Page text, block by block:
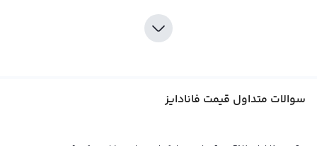
اجتماعی و فاندامنتال اثر خود را در نمودار قیمت لحظه ای فانادایز نشان می‌دهد.
پرداخت‌های آنلاین و معاملات تجاری استفاده شود. قیمت فانادایز را می‌توان
سوالات متداول قیمت فانادایز